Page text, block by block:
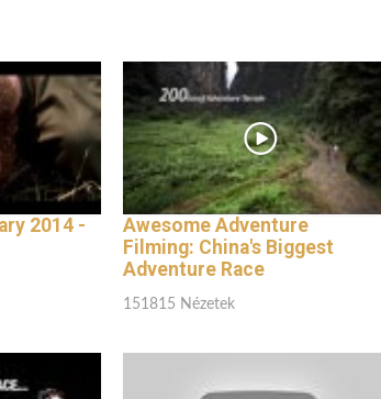
2014 -
Awesome Adventure
Filming: China's Biggest
Adventure Race
151815 Nézetek